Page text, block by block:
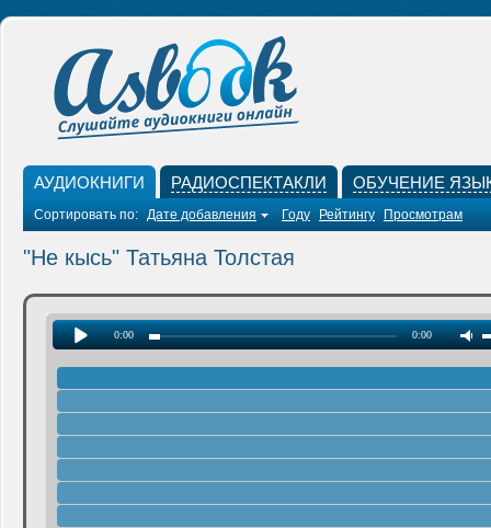
АУДИОКНИГИ РАДИОСПЕКТАКЛИ ОБУЧЕНИЕ
Сортировать по: Дате добавления Году Рейтингу Просмотрам
"Не кысь" Татьяна Толстая
0:00 0:00